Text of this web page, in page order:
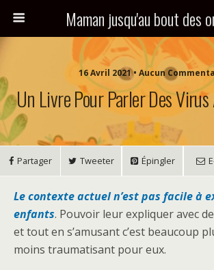
Maman jusqu'au bout des
16 Avril 2021 • Aucun
Un Livre Pour Parler Des
Partager Tweeter Épingler
Le contexte actuel n’est pas facile à
enfants. Pouvoir leur expliquer avec
et tout en s’amusant c’est beaucoup
moins traumatisant pour eux.